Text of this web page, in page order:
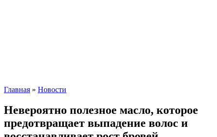
Главная » Новости
Невероятно полезное масло, которое
предотвращает выпадение волос и